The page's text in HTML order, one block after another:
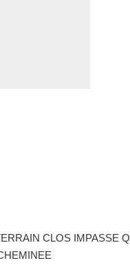
CLOS IMPASSE